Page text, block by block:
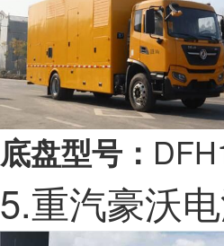
底盘型号：
5.重汽豪沃